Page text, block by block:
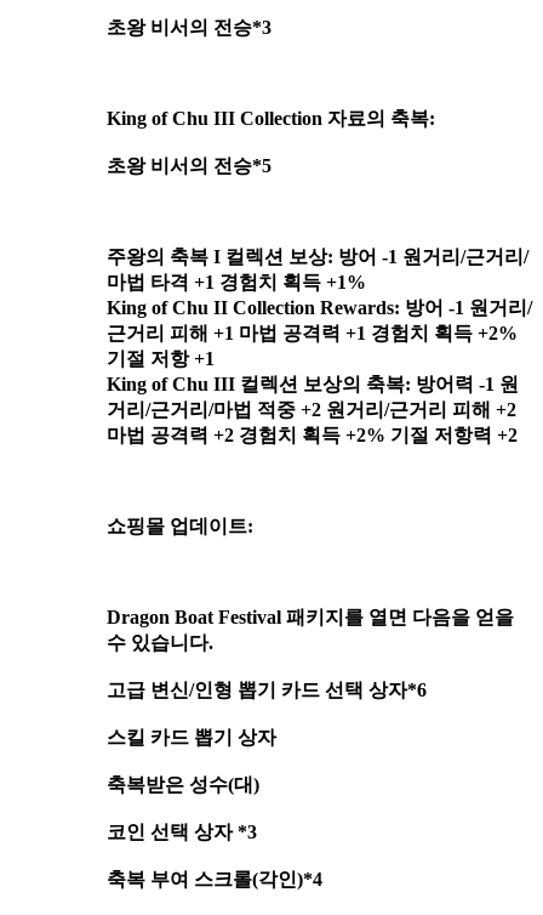
초왕 비서의 전승*3
King of Chu III Collection 자료의 축복:
초왕 비서의 전승*5
주왕의 축복 I 컬렉션 보상: 방어 -1 원거리/근거리/
마법 타격 +1 경험치 획득 +1%
King of Chu II Collection Rewards: 방어 -1 원거리/
근거리 피해 +1 마법 공격력 +1 경험치 획득 +2%
기절 저항 +1
King of Chu III 컬렉션 보상의 축복: 방어력 -1 원
거리/근거리/마법 적중 +2 원거리/근거리 피해 +2
마법 공격력 +2 경험치 획득 +2% 기절 저항력 +2
쇼핑몰 업데이트:
Dragon Boat Festival 패키지를 열면 다음을 얻을
수 있습니다.
고급 변신/인형 뽑기 카드 선택 상자*6
스킬 카드 뽑기 상자
축복받은 성수(대)
코인 선택 상자 *3
축복 부여 스크롤(각인)*4